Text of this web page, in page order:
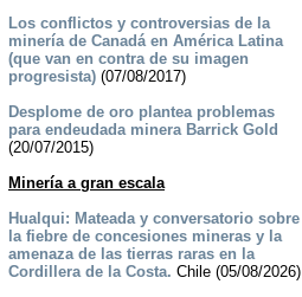
Los conflictos y controversias de la
minería de Canadá en América Latina
(que van en contra de su imagen
progresista)(07/08/2017)
Desplome de oro plantea problemas
para endeudada minera Barrick Gold
(20/07/2015)
Minería a gran escala
Hualqui: Mateada y conversatorio sobre
la fiebre de concesiones mineras y la
amenaza de las tierras raras en la
Cordillera de la Costa. Chile (05/08/2026)